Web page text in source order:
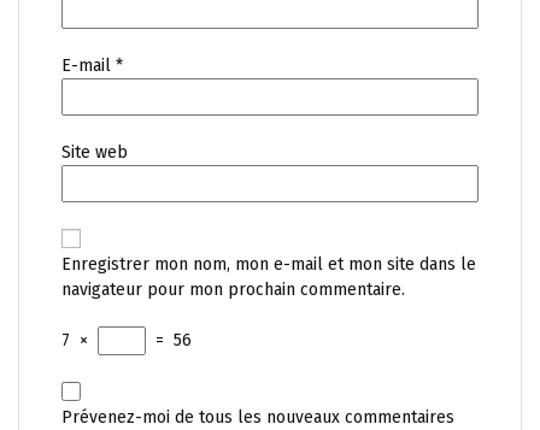
E-mail *
Site web
Enregistrer mon nom, mon e-mail et mon site dans le
navigateur pour mon prochain commentaire.
7 × = 56
Prévenez-moi de tous les nouveaux commentaires